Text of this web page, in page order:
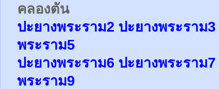
คลองตัน
ปะยางพระราม2 ปะยางพระราม3
พระราม5
ปะยางพระราม6 ปะยางพระราม7
พระราม9